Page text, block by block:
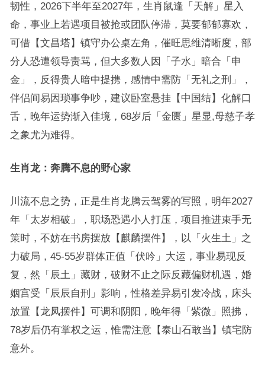
韧性，2026下半年至2027年，生肖鼠逢「天解」星入
命，事业上若遇项目被抢或团队停滞，莫要郁郁寡欢，
可借【文昌塔】镇守办公桌左角，催旺思维清晰度，部
分人恐遭领导责骂，但大多数人因「子水」暗合「申
金」，反得贵人暗中提携，感情中需防「无礼之刑」，
伴侣间易因琐事争吵，建议卧室悬挂【中国结】化解口
舌，晚年运势渐入佳境，68岁后「金匮」星显,母慈子孝
之象尤为难得。
生肖龙：奔腾不息的野心家
川流不息之势，正是生肖龙腾云驾雾的写照，明年2027
年「太岁相破」，职场恐遇小人打压，项目推进束手无
策时，不妨在书房摆放【麒麟摆件】，以「火生土」之
力破局，45-55岁群体正值「伏吟」大运，事业易现反
复，然「辰土」藏财，破财不止之际反藏偏财机遇，婚
姻宫受「辰辰自刑」影响，性格差异易引发冷战，床头
放置【龙凤摆件】可调和阴阳，晚年得「紫微」照拂，
78岁后仍有掌权之运，惟需注意【泰山石敢当】镇宅防
意外。